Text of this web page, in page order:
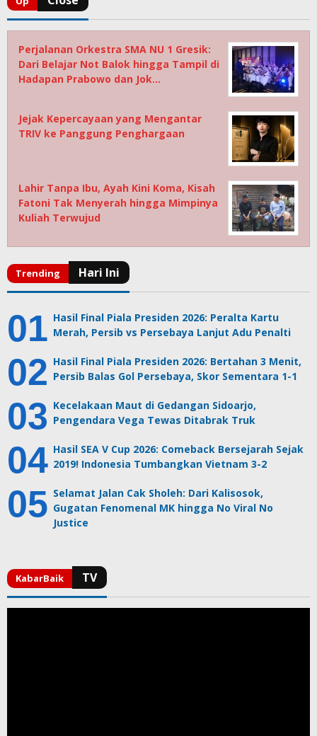
Perjalanan Orkestra SMA NU 1 Gresik:
Dari Belajar Not Balok hingga Tampil di
Hadapan Prabowo dan Jok…
Jejak Kepercayaan yang Mengantar
TRIV ke Panggung Penghargaan
Lahir Tanpa Ibu, Ayah Kini Koma, Kisah
Fatoni Tak Menyerah hingga Mimpinya
Kuliah Terwujud
Hasil Final Piala Presiden 2026: Peralta Kartu
Merah, Persib vs Persebaya Lanjut Adu Penalti
Hasil Final Piala Presiden 2026: Bertahan 3 Menit,
Persib Balas Gol Persebaya, Skor Sementara 1-1
Kecelakaan Maut di Gedangan Sidoarjo,
Pengendara Vega Tewas Ditabrak Truk
Hasil SEA V Cup 2026: Comeback Bersejarah Sejak
2019! Indonesia Tumbangkan Vietnam 3-2
Selamat Jalan Cak Sholeh: Dari Kalisosok,
Gugatan Fenomenal MK hingga No Viral No
Justice